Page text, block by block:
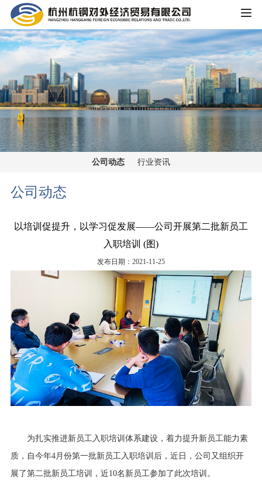
HOME
公司概况
公司简介
大事记
荣誉资质
企业文化
主营业务
锰矿板块
黑色金属板块
党群工作
新闻中心
行业资讯
联系我们
English
About Us
公司动态 行业资讯
公司动态
以培训促提升，以学习促发展——公司开展第二批新员工
入职培训 (图)
发布日期：2021-11-25
为扎实推进新员工入职培训体系建设，着力提升新员工能力素
质，自今年4月份第一批新员工入职培训后，近日，公司又组织开
展了第二批新员工培训，近10名新员工参加了此次培训。